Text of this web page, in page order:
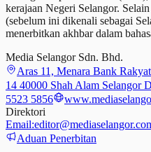
kerajaan Negeri Selangor.
(sebelum ini dikenali sebagai
menerbitkan akhbar dalam
Media Selangor Sdn. Bhd.
Aras 11, Menara Bank
14 40000 Shah Alam Selangor
5523 5856
Direktori
Email:
Aduan Penerbitan